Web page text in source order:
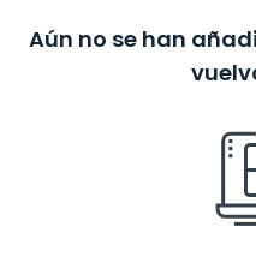
Aún no se han